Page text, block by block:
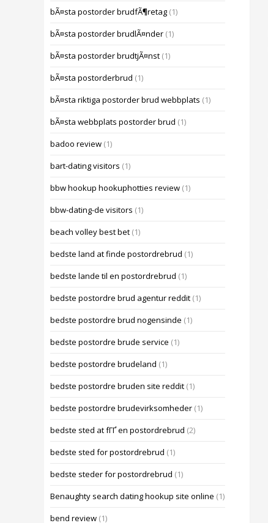
bÃ¤sta postorder brudfÃ¶retag (1)
bÃ¤sta postorder brudlÃ¤nder (1)
bÃ¤sta postorder brudtjÃ¤nst (1)
bÃ¤sta postorderbrud (1)
bÃ¤sta riktiga postorder brud webbplats (1)
bÃ¤sta webbplats postorder brud (1)
badoo review (1)
bart-dating visitors (1)
bbw hookup hookuphotties review (1)
bbw-dating-de visitors (1)
beach volley best bet (1)
bedste land at finde postordrebrud (1)
bedste lande til en postordrebrud (1)
bedste postordre brud agentur reddit (1)
bedste postordre brud nogensinde (1)
bedste postordre brude service (1)
bedste postordre brudeland (1)
bedste postordre bruden site reddit (1)
bedste postordre brudevirksomheder (1)
bedste sted at fГҐ en postordrebrud (2)
bedste sted for postordrebrud (1)
bedste steder for postordrebrud (1)
Benaughty search dating hookup site online (1)
bend review (1)